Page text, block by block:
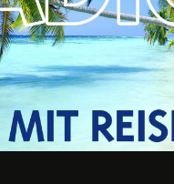
– IST REISEN
broken“ - Wege aus der